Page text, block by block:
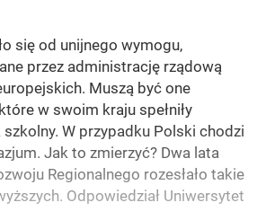
się od unijnego wymogu,
przez administrację rządową
Muszą być one
w swoim kraju spełniły
W przypadku Polski chodzi
Jak to zmierzyć? Dwa lata
Regionalnego rozesłało takie
Odpowiedział Uniwersytet